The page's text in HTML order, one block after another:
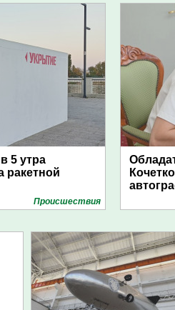
5 утра
ракетной
Проиcшествия